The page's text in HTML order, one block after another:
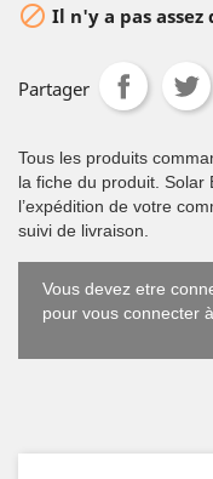
 Il n'y a pas
Partager
Tous les produits
la fiche du produit. Solar
l’expédition de votre
suivi de livraison.
Vous devez etre
pour vous connecter